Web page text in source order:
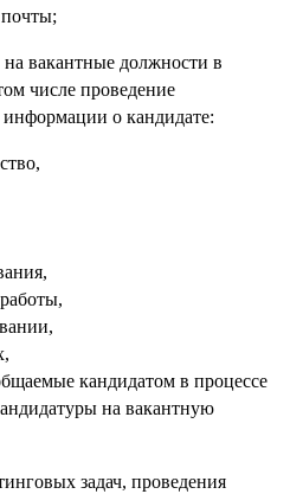
вакантные должности в
числе проведение
информации о кандидате:
кандидатом в процессе
на вакантную
задач, проведения